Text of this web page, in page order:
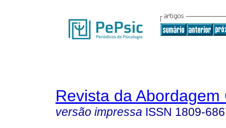
Revista da Abordagem
versão impressa ISSN 1809-